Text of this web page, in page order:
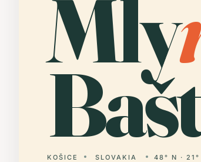
Mly
KOŠICE SLOVAKIA 48° N · 21°